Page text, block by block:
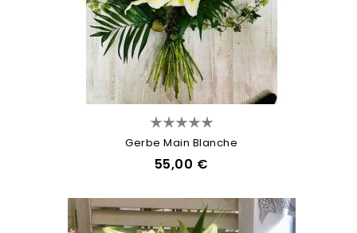
Gerbe Main Blanche
55,00 €